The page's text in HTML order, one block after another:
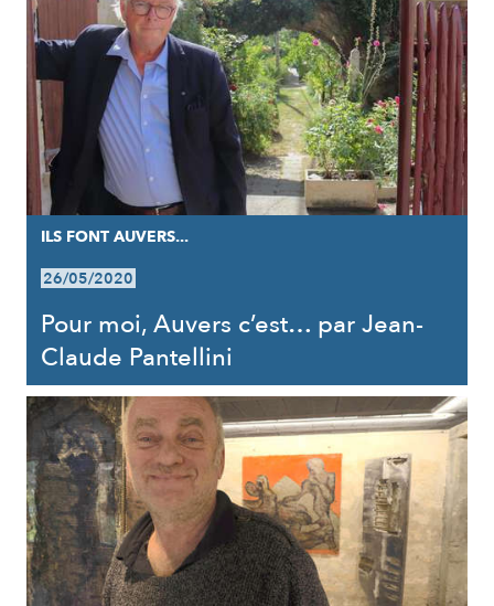
ILS FONT AUVERS...
26/05/2020
Pour moi, Auvers c’est… par Jean-
Claude Pantellini